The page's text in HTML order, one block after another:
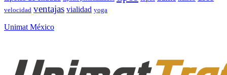
velocidad ventajas vialidad yoga
Unimat México